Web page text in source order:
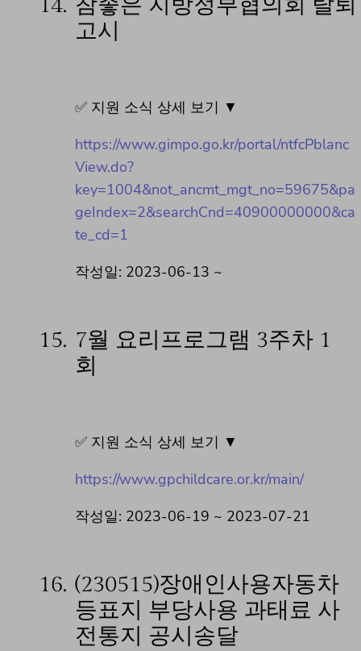
고시
✅ 지원 소식 상세 보기 ▼
https://www.gimpo.go.kr/portal/ntfcPblanc
View.do?
key=1004&not_ancmt_mgt_no=59675&pa
geIndex=2&searchCnd=40900000000&ca
te_cd=1
작성일: 2023-06-13 ~
15. 7월 요리프로그램 3주차 1
회
✅ 지원 소식 상세 보기 ▼
https://www.gpchildcare.or.kr/main/
작성일: 2023-06-19 ~ 2023-07-21
16. (230515)장애인사용자동차
등표지 부당사용 과태료 사
전통지 공시송달